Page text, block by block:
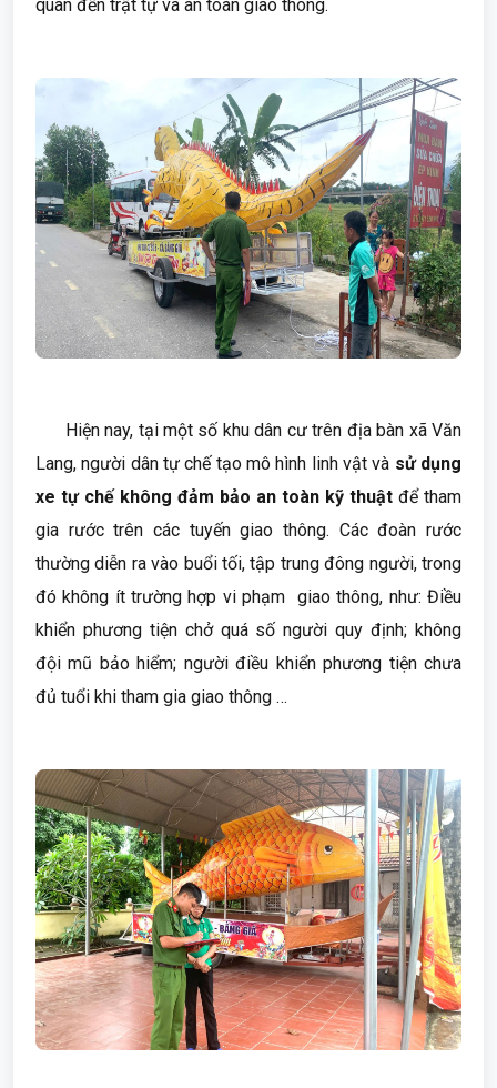
quan đến trật tự và an toàn giao thông.
Hiện nay, tại một số khu dân cư trên địa bàn xã Văn
Lang, người dân tự chế tạo mô hình linh vật và sử dụng
xe tự chế không đảm bảo an toàn kỹ thuật để tham
gia rước trên các tuyến giao thông. Các đoàn rước
thường diễn ra vào buổi tối, tập trung đông người, trong
đó không ít trường hợp vi phạm giao thông, như: Điều
khiển phương tiện chở quá số người quy định; không
đội mũ bảo hiểm; người điều khiển phương tiện chưa
đủ tuổi khi tham gia giao thông …